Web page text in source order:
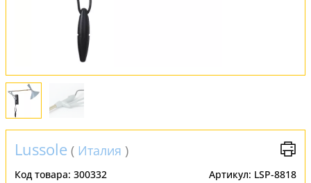
Lussole ( Италия )
Код товара: 300332 Артикул: LSP-8818